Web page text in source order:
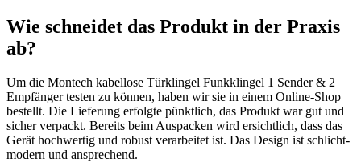
Wie schneidet das Produkt in der Praxis
ab?
Um die Montech kabellose Türklingel Funkklingel 1 Sender & 2
Empfänger testen zu können, haben wir sie in einem Online-Shop
bestellt. Die Lieferung erfolgte pünktlich, das Produkt war gut und
sicher verpackt. Bereits beim Auspacken wird ersichtlich, dass das
Gerät hochwertig und robust verarbeitet ist. Das Design ist schlicht-
modern und ansprechend.